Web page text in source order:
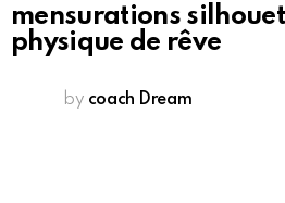
mensurations
physique de rêve
by coach Dream